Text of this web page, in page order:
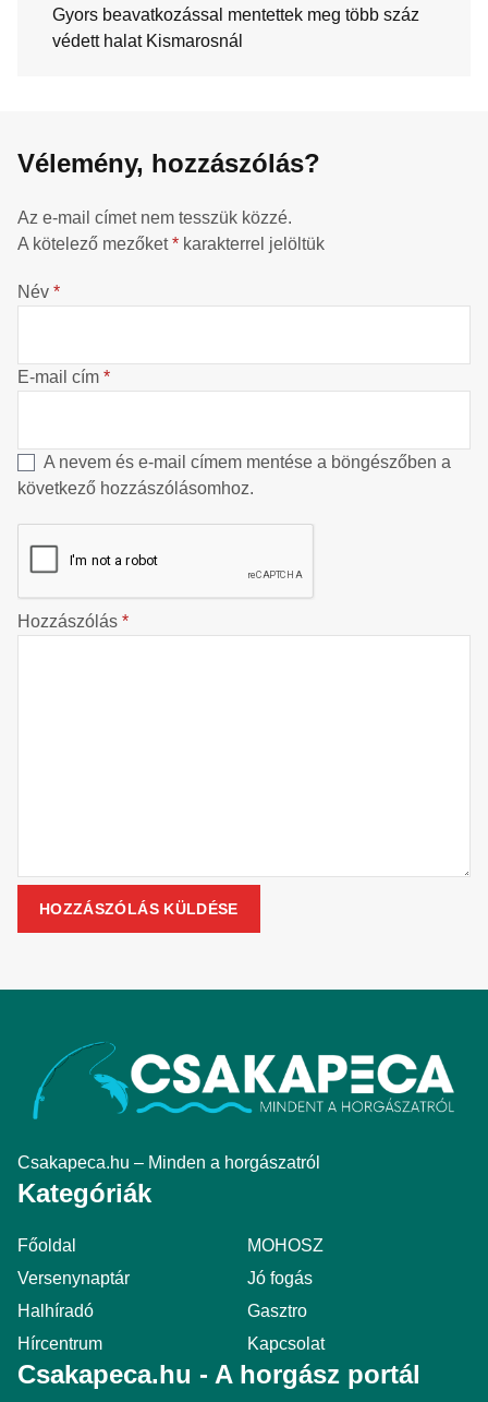
Gyors beavatkozással mentettek meg több száz
védett halat Kismarosnál
Vélemény, hozzászólás?
Az e-mail címet nem tesszük közzé.
A kötelező mezőket* karakterrel jelöltük
Név *
E-mail cím *
A nevem és e-mail címem mentése a böngészőben a
következő hozzászólásomhoz.
Hozzászólás *
Csakapeca.hu – Minden a horgászatról
Kategóriák
Főoldal
MOHOSZ
Versenynaptár
Jó fogás
Halhíradó
Gasztro
Hírcentrum
Kapcsolat
Csakapeca.hu - A horgász portál